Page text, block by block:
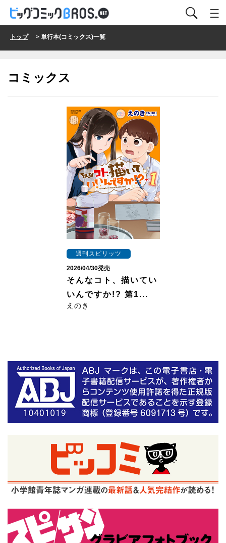
トップ> 単行本(コミックス)一覧
コミックス
週刊スピリッツ
2026/04/30発売
そんなコト、描いてい
いんですか!? 第1...
えのき